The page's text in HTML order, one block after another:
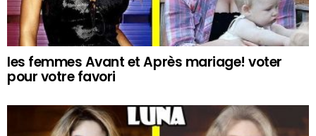
les femmes Avant et Après mariage! voter
pour votre favori